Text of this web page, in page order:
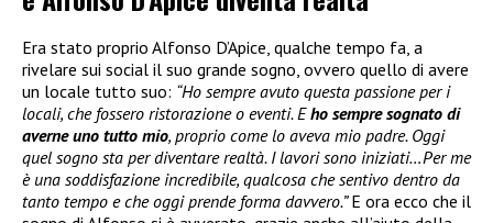
Era stato proprio Alfonso D’Apice, qualche tempo fa, a
rivelare sui social il suo grande sogno, ovvero quello di avere
un locale tutto suo: “Ho sempre avuto questa passione per i
locali, che fossero ristorazione o eventi. Eho sempre sognato di
averne uno tutto mio, proprio come lo aveva mio padre. Oggi
quel sogno sta per diventare realtà. I lavori sono iniziati…Per me
è una soddisfazione incredibile, qualcosa che sentivo dentro da
tanto tempo e che oggi prende forma davvero.”E ora ecco che il